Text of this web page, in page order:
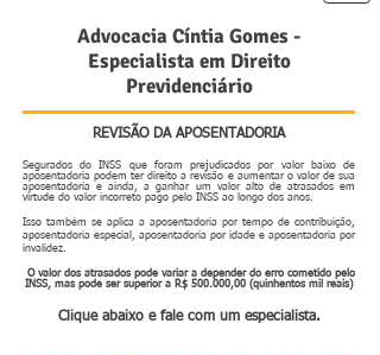
Advocacia Cíntia Gomes -
Especialista em Direito
Previdenciário
REVISÃO DA APOSENTADORIA
Segurados do INSS que foram prejudicados por valor baixo de
aposentadoria podem ter direito a revisão e aumentar o valor de sua
aposentadoria e ainda, a ganhar um valor alto de atrasados em
virtude do valor incorreto pago pelo INSS ao longo dos anos.
Isso também se aplica a aposentadoria por tempo de contribuição,
aposentadoria especial, aposentadoria por idade e aposentadoria por
invalidez.
O valor dos atrasados pode variar a depender do erro cometido pelo
INSS, mas pode ser superior a R$ 500.000,00 (quinhentos mil reais)
Clique abaixo e fale com um especialista.